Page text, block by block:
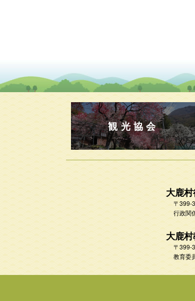
観光協会
大鹿
〒399-
行政関
大鹿
〒399-
教育委